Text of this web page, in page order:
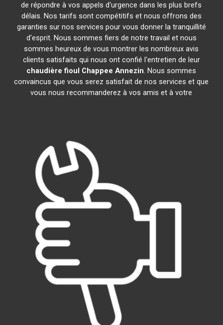
de répondre à vos appels d'urgence dans les plus brefs
délais. Nos tarifs sont compétitifs et nous offrons des
garanties sur nos services pour vous donner la tranquillité
d'esprit. Nous sommes fiers de notre travail et nous
sommes heureux de vous montrer les nombreux avis
clients satisfaits qui nous ont confié l'entretien de leur
chaudière fioul Chappee Annezin. Nous sommes
convaincus que vous serez satisfait de nos services et que
vous nous recommanderez à vos amis et à votre